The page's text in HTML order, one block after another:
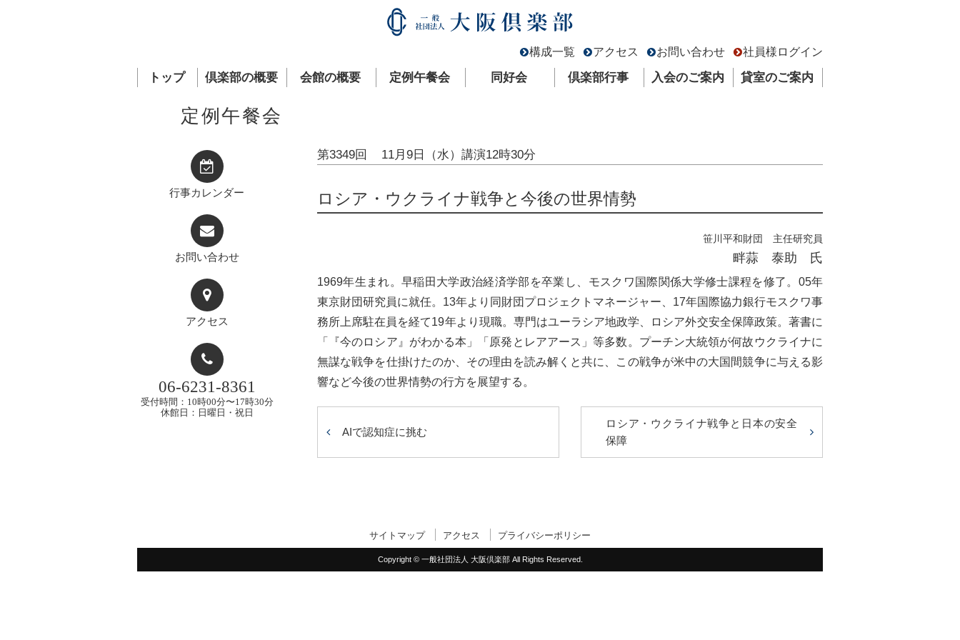
社員様ログイン
お問い合わせ
アクセス
構成一覧
トップ 倶楽部の概要 会館の概要 定例午餐会 同好会 倶楽部行事 入会のご案内 貸室のご案内
定例午餐会
第3349回 11月9日（水） 講演12時30分
ロシア・ウクライナ戦争と今後の世界情勢
笹川平和財団 主任研究員
畔蒜 泰助 氏
1969年生まれ。早稲田大学政治経済学部を卒業し、モスクワ国際関係大学修士課程を修了。05年
東京財団研究員に就任。13年より同財団プロジェクトマネージャー、17年国際協力銀行モスクワ事
務所上席駐在員を経て19年より現職。専門はユーラシア地政学、ロシア外交安全保障政策。著書に
「『今のロシア』がわかる本」「原発とレアアース」等多数。プーチン大統領が何故ウクライナに
無謀な戦争を仕掛けたのか、その理由を読み解くと共に、この戦争が米中の大国間競争に与える影
響など今後の世界情勢の行方を展望する。
AIで認知症に挑む
ロシア・ウクライナ戦争と日本の安全
保障
行事カレンダー
お問い合わせ
アクセス
06-6231-8361
受付時間：10時00分〜17時30分
休館日：日曜日・祝日
サイトマップ アクセス プライバシーポリシー
Copyright © 一般社団法人 大阪倶楽部 All Rights Reserved.